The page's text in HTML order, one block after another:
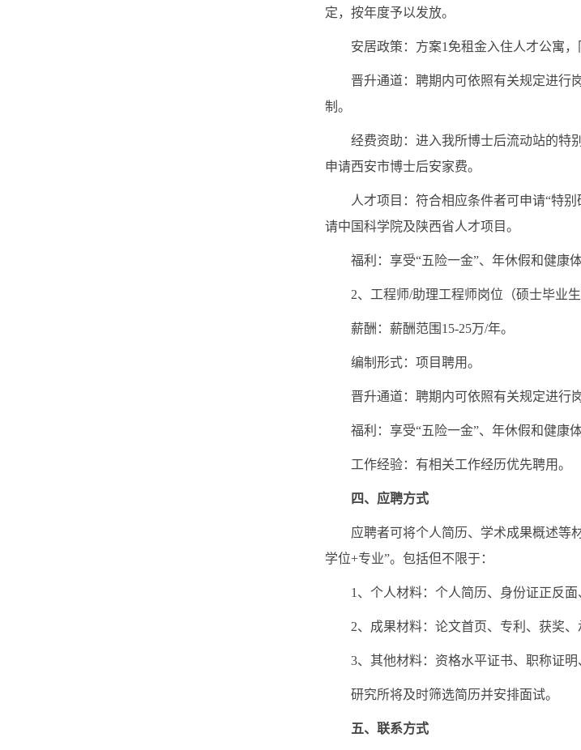
定，按年度予以发放。
安居政策：方案1免租金入住人才公寓，
晋升通道：聘期内可依照有关规定进行岗
制。
经费资助：进入我所博士后流动站的特别
申请西安市博士后安家费。
人才项目：符合相应条件者可申请“特别
请中国科学院及陕西省人才项目。
福利：享受“五险一金”、年休假和健康体
2、工程师/助理工程师岗位（硕士毕业生
薪酬：薪酬范围15-25万/年。
编制形式：项目聘用。
晋升通道：聘期内可依照有关规定进行岗
福利：享受“五险一金”、年休假和健康体
工作经验：有相关工作经历优先聘用。
四、应聘方式
应聘者可将个人简历、学术成果概述等材
学位+专业”。包括但不限于：
1、个人材料：个人简历、身份证正反面
2、成果材料：论文首页、专利、获奖、
3、其他材料：资格水平证书、职称证明
研究所将及时筛选简历并安排面试。
五、联系方式